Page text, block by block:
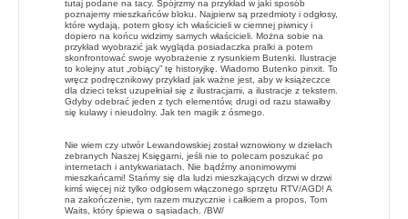
tutaj podane na tacy. Spójrzmy na przykład w jaki sposób
poznajemy mieszkańców bloku. Najpierw są przedmioty i odgłosy,
które wydają, potem głosy ich właścicieli w ciemnej piwnicy i
dopiero na końcu widzimy samych właścicieli. Można sobie na
przykład wyobrazić jak wygląda posiadaczka pralki a potem
skonfrontować swoje wyobrażenie z rysunkiem Butenki. Ilustracje
to kolejny atut „robiący” tę historyjkę. Wiadomo Butenko pinxit. To
wręcz podręcznikowy przykład jak ważne jest, aby w książeczce
dla dzieci tekst uzupełniał się z ilustracjami, a ilustracje z tekstem.
Gdyby odebrać jeden z tych elementów, drugi od razu stawałby
się kulawy i nieudolny. Jak ten magik z ósmego.
Nie wiem czy utwór Lewandowskiej został wznowiony w dziełach
zebranych Naszej Księgarni, jeśli nie to polecam poszukać po
internetach i antykwariatach. Nie bądźmy anonimowymi
mieszkańcami! Stańmy się dla ludzi mieszkających drzwi w drzwi
kimś więcej niż tylko odgłosem włączonego sprzętu RTV/AGD! A
na zakończenie, tym razem muzycznie i całkiem a propos, Tom
Waits, który śpiewa o sąsiadach. /BW/